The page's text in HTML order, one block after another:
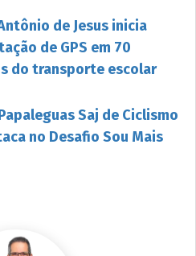
de Jesus inicia
de GPS em 70
do transporte escolar
Saj de Ciclismo
no Desafio Sou Mais